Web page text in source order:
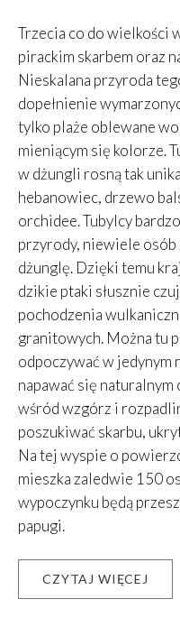
Trzecia co do wielkości
pirackim skarbem oraz
Nieskalana przyroda
dopełnienie
tylko plaże oblewane
mieniącym się kolorze.
w dżungli rosną tak
hebanowiec, drzewo
orchidee. Tubylcy
przyrody, niewiele osób
dżunglę. Dzięki temu
dzikie ptaki słusznie
pochodzenia
granitowych. Można tu
odpoczywać w jedynym
napawać się
wśród wzgórz i
poszukiwać skarbu,
Na tej wyspie o
mieszka zaledwie 150
wypoczynku będą
papugi.
CZYTAJ WIĘCEJ